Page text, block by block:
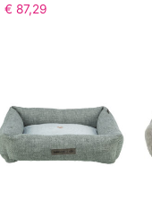
€ 87,29